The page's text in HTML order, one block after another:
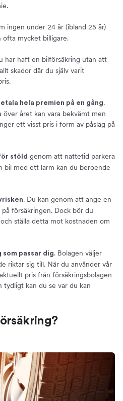
ingen under 24 år (ibland 25 år)
ofta mycket billigare.
har haft en bilförsäkring utan att
skador där du själv varit
hela premien på en gång.
över året kan vara bekvämt men
ett visst pris i form av påslag på
stöld genom att nattetid parkera
bil med ett larm kan du beroende
. Du kan genom att ange en
försäkringen. Dock bör du
ställa detta mot kostnaden om
passar dig. Bolagen väljer
riktar sig till. När du använder vår
pris från försäkringsbolagen
tydligt kan du se var du kan